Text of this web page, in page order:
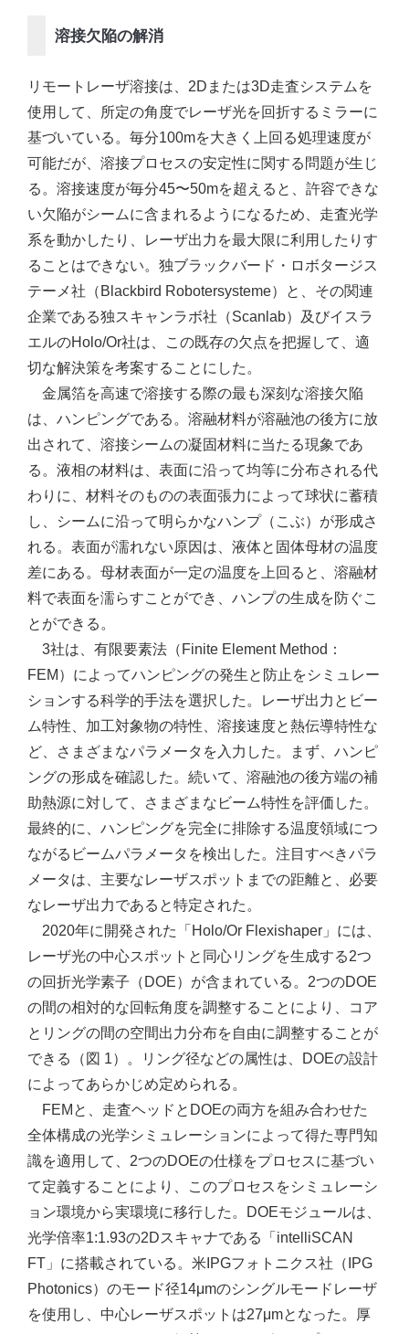
溶接欠陥の解消
リモートレーザ溶接は、2Dまたは3D走査システムを
使用して、所定の角度でレーザ光を回折するミラーに
基づいている。毎分100mを大きく上回る処理速度が
可能だが、溶接プロセスの安定性に関する問題が生じ
る。溶接速度が毎分45〜50mを超えると、許容できな
い欠陥がシームに含まれるようになるため、走査光学
系を動かしたり、レーザ出力を最大限に利用したりす
ることはできない。独ブラックバード・ロボタージス
テーメ社（Blackbird Robotersysteme）と、その関連
企業である独スキャンラボ社（Scanlab）及びイスラ
エルのHolo/Or社は、この既存の欠点を把握して、適
切な解決策を考案することにした。
金属箔を高速で溶接する際の最も深刻な溶接欠陥
は、ハンピングである。溶融材料が溶融池の後方に放
出されて、溶接シームの凝固材料に当たる現象であ
る。液相の材料は、表面に沿って均等に分布される代
わりに、材料そのものの表面張力によって球状に蓄積
し、シームに沿って明らかなハンプ（こぶ）が形成さ
れる。表面が濡れない原因は、液体と固体母材の温度
差にある。母材表面が一定の温度を上回ると、溶融材
料で表面を濡らすことができ、ハンプの生成を防ぐこ
とができる。
3社は、有限要素法（Finite Element Method：
FEM）によってハンピングの発生と防止をシミュレー
ションする科学的手法を選択した。レーザ出力とビー
ム特性、加工対象物の特性、溶接速度と熱伝導特性な
ど、さまざまなパラメータを入力した。まず、ハンピ
ングの形成を確認した。続いて、溶融池の後方端の補
助熱源に対して、さまざまなビーム特性を評価した。
最終的に、ハンピングを完全に排除する温度領域につ
ながるビームパラメータを検出した。注目すべきパラ
メータは、主要なレーザスポットまでの距離と、必要
なレーザ出力であると特定された。
2020年に開発された「Holo/Or Flexishaper」には、
レーザ光の中心スポットと同心リングを生成する2つ
の回折光学素子（DOE）が含まれている。2つのDOE
の間の相対的な回転角度を調整することにより、コア
とリングの間の空間出力分布を自由に調整することが
できる（図 1）。リング径などの属性は、DOEの設計
によってあらかじめ定められる。
FEMと、走査ヘッドとDOEの両方を組み合わせた
全体構成の光学シミュレーションによって得た専門知
識を適用して、2つのDOEの仕様をプロセスに基づい
て定義することにより、このプロセスをシミュレーシ
ョン環境から実環境に移行した。DOEモジュールは、
光学倍率1:1.93の2Dスキャナである「intelliSCAN
FT」に搭載されている。米IPGフォトニクス社（IPG
Photonics）のモード径14μmのシングルモードレーザ
を使用し、中心レーザスポットは27μmとなった。厚